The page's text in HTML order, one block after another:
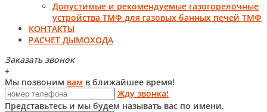
Допустимые и рекомендуемые газогорелочные
устройства ТМФ для газовых банных печей ТМФ
КОНТАКТЫ
РАСЧЕТ ДЫМОХОДА
Заказать звонок
+
Мы позвоним вам в ближайшее время!
Жду звонка!
Представьтесь и мы будем называть вас по имени.